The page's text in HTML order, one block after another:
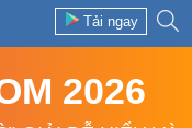
Tải ngay
2026